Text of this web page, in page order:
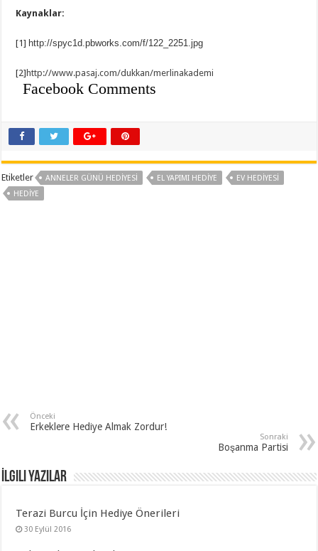
Kaynaklar:
[1] http://spyc1d.pbworks.com/f/122_2251.jpg
[2] http://www.pasaj.com/dukkan/merlinakademi
Facebook Comments
Etiketler ANNELER GÜNÜ HEDIYESI EL YAPIMI HEDIYE
EV HEDIYESI
HEDIYE
Önceki
Erkeklere Hediye Almak Zordur!
Sonraki
Boşanma Partisi
İlgili Yazılar
Terazi Burcu İçin Hediye Önerileri
30 Eylül 2016